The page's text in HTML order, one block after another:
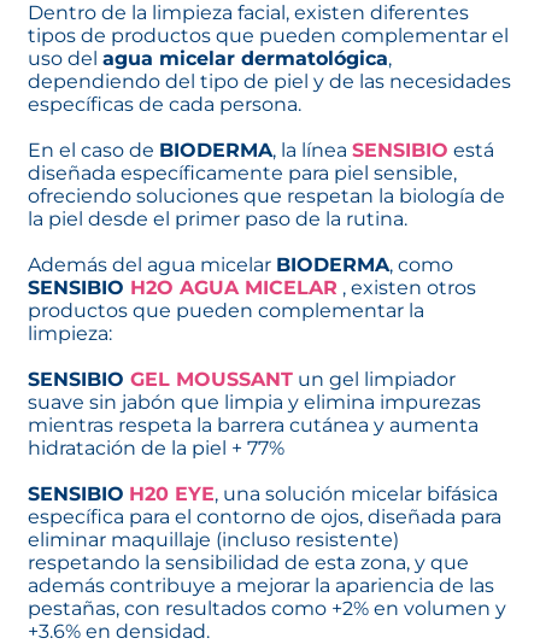
Dentro de la limpieza facial, existen diferentes
tipos de productos que pueden complementar el
uso del agua micelar dermatológica,
dependiendo del tipo de piel y de las necesidades
específicas de cada persona.
En el caso de BIODERMA, la línea SENSIBIO está
diseñada específicamente para piel sensible,
ofreciendo soluciones que respetan la biología de
la piel desde el primer paso de la rutina.
Además del agua micelar BIODERMA, como
SENSIBIO H2O AGUA MICELAR , existen otros
productos que pueden complementar la
limpieza:
SENSIBIO GEL MOUSSANT un gel limpiador
suave sin jabón que limpia y elimina impurezas
mientras respeta la barrera cutánea y aumenta
hidratación de la piel + 77%
SENSIBIO H20 EYE, una solución micelar bifásica
específica para el contorno de ojos, diseñada para
eliminar maquillaje (incluso resistente)
respetando la sensibilidad de esta zona, y que
además contribuye a mejorar la apariencia de las
pestañas, con resultados como +2% en volumen y
+3.6% en densidad.